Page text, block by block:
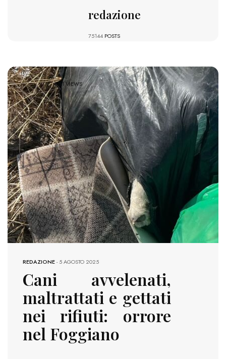
redazione
75144 POSTS
681 VIEWS
REDAZIONE-5 AGOSTO 2025
Cani avvelenati,
maltrattati e gettati
nei rifiuti: orrore
nel Foggiano